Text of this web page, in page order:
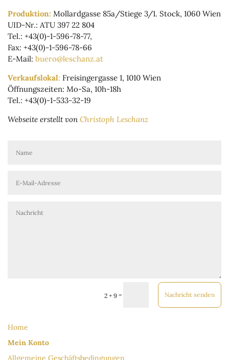
Produktion: Mollardgasse 85a/Stiege 3/1. Stock, 1060 Wien
UID-Nr.: ATU 397 22 804
Tel.: +43(0)-1-596-78-77,
Fax: +43(0)-1-596-78-66
E-Mail: buero@leschanz.at
Verkaufslokal: Freisingergasse 1, 1010 Wien
Öffnungszeiten: Mo-Sa, 10h-18h
Tel.: +43(0)-1-533-32-19
Webseite erstellt von Christoph Leschanz
2 + 9 = Nachricht senden
Home
Mein Konto
Allgemeine Geschäftsbedingungen